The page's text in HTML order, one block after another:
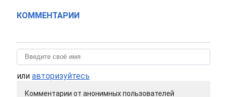
КОММЕНТАРИИ
или авторизуйтесь
Комментарии от анонимных пользователей